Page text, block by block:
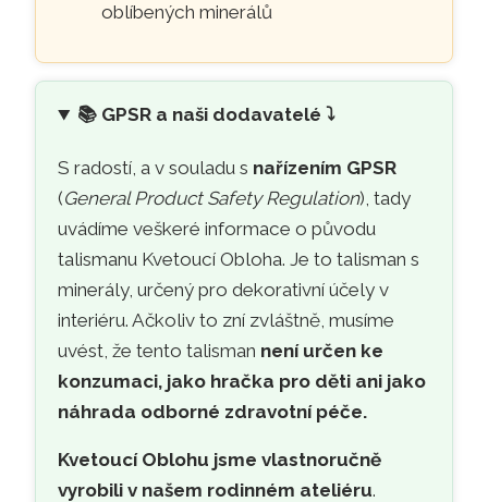
oblíbených minerálů
📚 GPSR a naši dodavatelé ⤵️
S radostí, a v souladu s nařízením GPSR
(General Product Safety Regulation), tady
uvádíme veškeré informace o původu
talismanu Kvetoucí Obloha. Je to talisman s
minerály, určený pro dekorativní účely v
interiéru. Ačkoliv to zní zvláštně, musíme
uvést, že tento talisman není určen ke
konzumaci, jako hračka pro děti ani jako
náhrada odborné zdravotní péče.
Kvetoucí Oblohu jsme vlastnoručně
vyrobili v našem rodinném ateliéru.